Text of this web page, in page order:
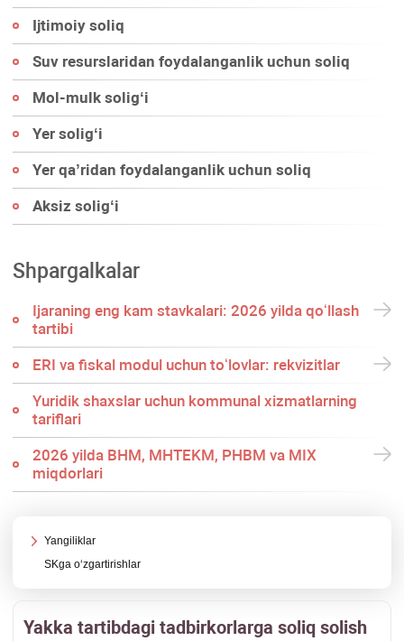
Ijtimoiy soliq
Suv resurslaridan foydalanganlik uchun soliq
Mol-mulk soligʻi
Yer soligʻi
Yer qa’ridan foydalanganlik uchun soliq
Aksiz soligʻi
Shpargalkalar
Ijaraning eng kam stavkalari: 2026 yilda qoʻllash
tartibi
ERI va fiskal modul uchun toʻlovlar: rekvizitlar
Yuridik shaхslar uchun kommunal хizmatlarning
tariflari
2026 yilda BHM, MHTEKM, PHBM va MIX
miqdorlari
Yangiliklar
SKga oʻzgartirishlar
Yakka tartibdagi tadbirkorlarga soliq solish